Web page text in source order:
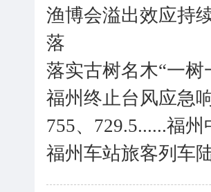
渔博会溢出效应持
落
落实古树名木“一树
福州终止台风应急
755、729.5......福
福州车站旅客列车